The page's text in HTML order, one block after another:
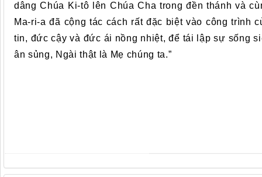
dâng Chúa Ki-tô lên Chúa Cha trong đền thánh và
Ma-ri-a đã cộng tác cách rất đặc biệt vào công
tin, đức cậy và đức ái nồng nhiệt, để tái lập sự sống
ân sủng, Ngài thật là Mẹ chúng ta.”